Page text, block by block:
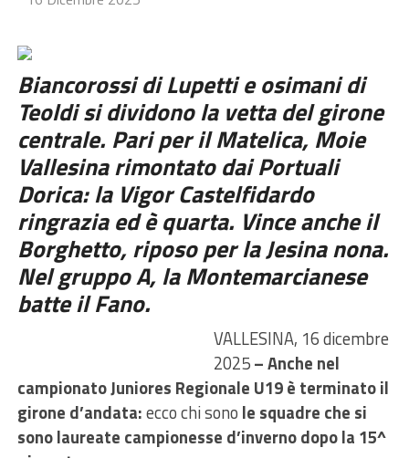
Biancorossi di Lupetti e osimani di
Teoldi si dividono la vetta del girone
centrale. Pari per il Matelica, Moie
Vallesina rimontato dai Portuali
Dorica: la Vigor Castelfidardo
ringrazia ed è quarta. Vince anche il
Borghetto, riposo per la Jesina nona.
Nel gruppo A, la Montemarcianese
batte il Fano.
VALLESINA, 16 dicembre
2025– Anche nel
campionato Juniores Regionale U19 è terminato il
girone d’andata:ecco chi sono le squadre che si
sono laureate campionesse d’inverno dopo la 15^